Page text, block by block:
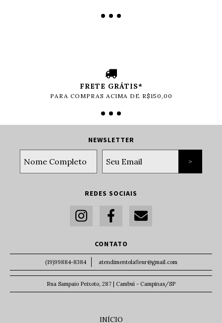
FRETE GRÁTIS*
PARA COMPRAS ACIMA DE R$150,00
NEWSLETTER
REDES SOCIAIS
CONTATO
(19)99884-8384 atendimentolafleur@gmail.com
Rua Sampaio Peixoto, 287 | Cambuí - Campinas/SP
INÍCIO